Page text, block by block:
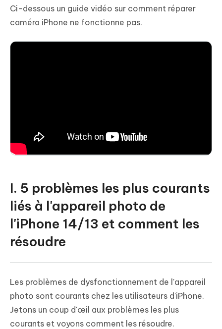
Ci-dessous un guide vidéo sur comment réparer
caméra iPhone ne fonctionne pas.
I. 5 problèmes les plus courants
liés à l'appareil photo de
l'iPhone 14/13 et comment les
résoudre
Les problèmes de dysfonctionnement de l'appareil
photo sont courants chez les utilisateurs d'iPhone.
Jetons un coup d'œil aux problèmes les plus
courants et voyons comment les résoudre.